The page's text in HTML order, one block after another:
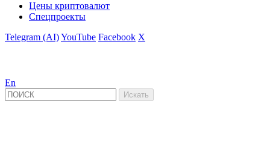
Цены криптовалют
Спецпроекты
Telegram (AI)YouTube Facebook X
En